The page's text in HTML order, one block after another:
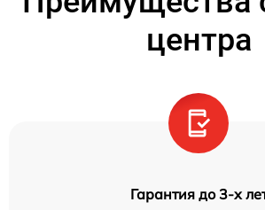
центра
Гарантия до 3-х